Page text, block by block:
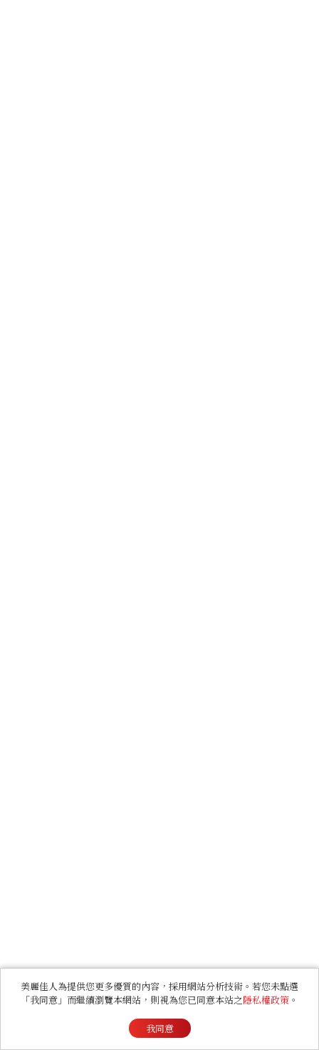
美麗佳人為提供您更多優質的內容，採用網站分析技術。若您未點選
「我同意」而繼續瀏覽本網站，則視為您已同意本站之隱私權政策 。
我同意